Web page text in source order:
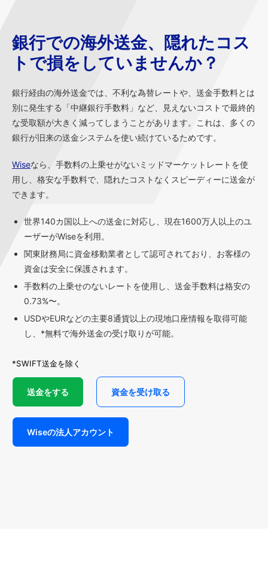
銀行での海外送金、隠れたコス
トで損をしていませんか？
銀行経由の海外送金では、不利な為替レートや、送金手数料とは
別に発生する「中継銀行手数料」など、見えないコストで最終的
な受取額が大きく減ってしまうことがあります。これは、多くの
銀行が旧来の送金システムを使い続けているためです。
Wiseなら、手数料の上乗せがないミッドマーケットレートを使
用し、格安な手数料で、隠れたコストなくスピーディーに送金が
できます。
世界140カ国以上への送金に対応し、現在1600万人以上のユ
ーザーがWiseを利用。
関東財務局に資金移動業者として認可されており、お客様の
資金は安全に保護されます。
手数料の上乗せのないレートを使用し、送金手数料は格安の
0.73%〜。
USDやEURなどの主要8通貨以上の現地口座情報を取得可能
し、*無料で海外送金の受け取りが可能。
*SWIFT送金を除く
送金をする 資金を受け取る
Wiseの法人アカウント